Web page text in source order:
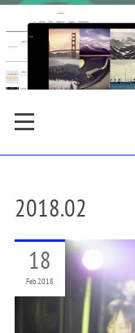
2018.02
18
Feb2018